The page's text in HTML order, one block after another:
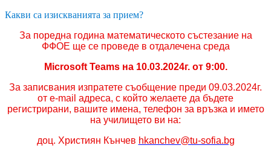
Какви са изискванията за прием?
За поредна година математическото състезание на
ФФОЕ ще се проведе в отдалечена среда
Microsoft Teamsна 10.03.2024г. от 9:00.
За записвания изпратете съобщение преди 09.03.2024г.
от е-mail адреса, с който желаете да бъдете
регистрирани, вашите имена, телефон за връзка и името
на училището ви на:
доц. Християн Кънчев hkanchev@tu-sofia.bg